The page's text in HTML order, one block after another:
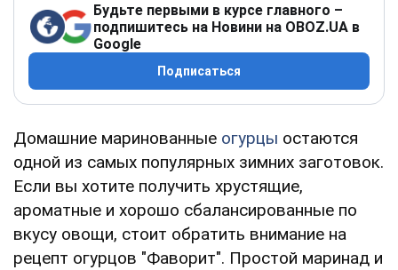
Будьте первыми в курсе главного –
подпишитесь на Новини на OBOZ.UA в
Google
Подписаться
Домашние маринованные огурцы остаются
одной из самых популярных зимних заготовок.
Если вы хотите получить хрустящие,
ароматные и хорошо сбалансированные по
вкусу овощи, стоит обратить внимание на
рецепт огурцов "Фаворит". Простой маринад и